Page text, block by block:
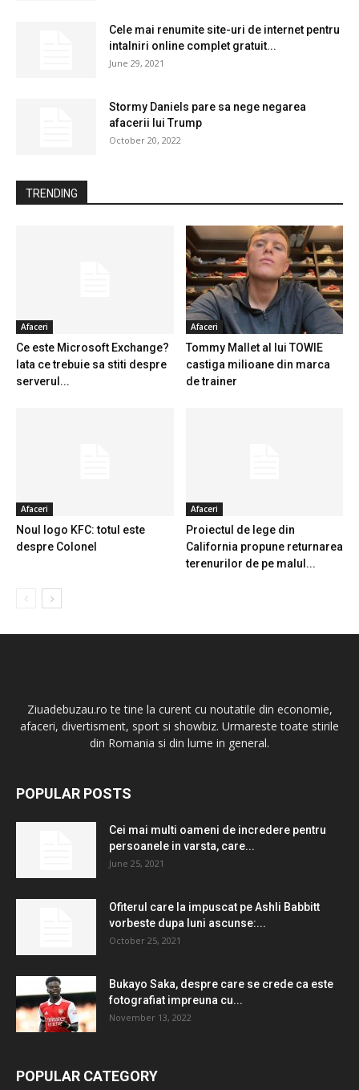
Cele mai renumite site-uri de internet pentru
intalniri online complet gratuit...
June 29, 2021
Stormy Daniels pare sa nege negarea
afacerii lui Trump
October 20, 2022
TRENDING
Afaceri
Ce este Microsoft Exchange?
Iata ce trebuie sa stiti despre
serverul...
Afaceri
Tommy Mallet al lui TOWIE
castiga milioane din marca
de trainer
Afaceri
Noul logo KFC: totul este
despre Colonel
Afaceri
Proiectul de lege din
California propune returnarea
terenurilor de pe malul...
Ziuadebuzau.ro te tine la curent cu noutatile din economie,
afaceri, divertisment, sport si showbiz. Urmareste toate stirile
din Romania si din lume in general.
POPULAR POSTS
Cei mai multi oameni de incredere pentru
persoanele in varsta, care...
June 25, 2021
Ofiterul care la impuscat pe Ashli ​​Babbitt
vorbeste dupa luni ascunse:...
October 25, 2021
Bukayo Saka, despre care se crede ca este
fotografiat impreuna cu...
November 13, 2022
POPULAR CATEGORY